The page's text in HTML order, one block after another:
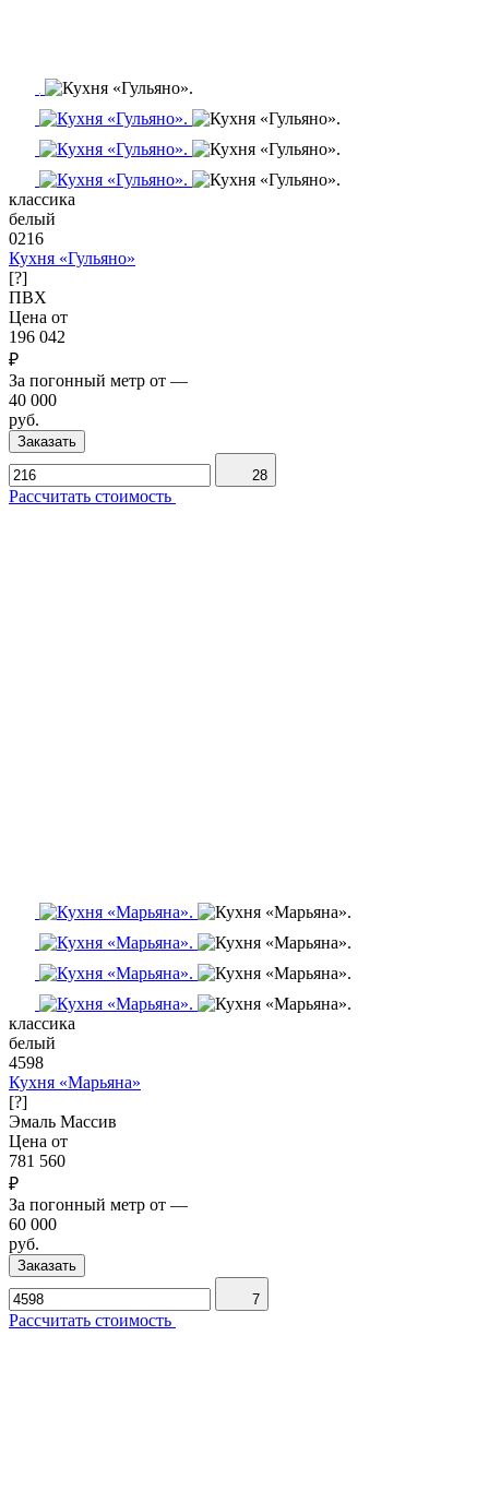
классика
белый
0216
Кухня «Гульяно»
[?]
ПВХ
Цена от
196 042
₽
За погонный метр от —
40 000
руб.
Заказать
28
Рассчитать стоимость
классика
белый
4598
Кухня «Марьяна»
[?]
Эмаль Массив
Цена от
781 560
₽
За погонный метр от —
60 000
руб.
Заказать
7
Рассчитать стоимость